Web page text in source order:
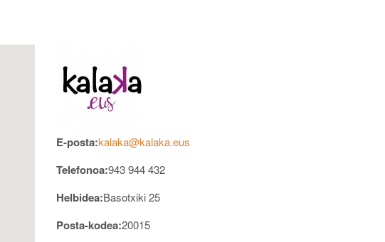
E-posta:kalaka@kalaka.eus
Telefonoa:943 944 432
Helbidea:Basotxiki 25
Posta-kodea:20015